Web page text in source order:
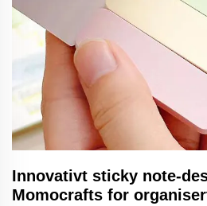
Innovativt sticky note-
Momocrafts for